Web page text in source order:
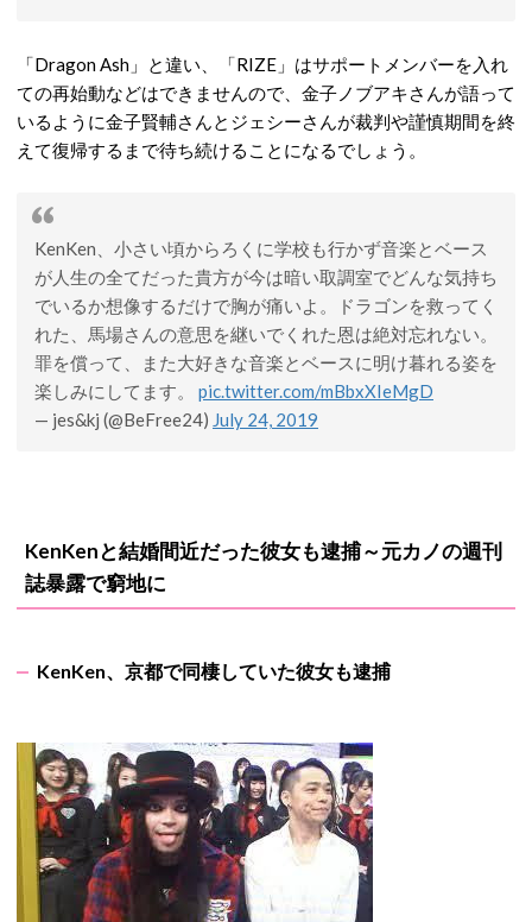
「Dragon Ash」と違い、「RIZE」はサポートメンバーを入れ
ての再始動などはできませんので、金子ノブアキさんが語って
いるように金子賢輔さんとジェシーさんが裁判や謹慎期間を終
えて復帰するまで待ち続けることになるでしょう。
KenKen、小さい頃からろくに学校も行かず音楽とベース
が人生の全てだった貴方が今は暗い取調室でどんな気持ち
でいるか想像するだけで胸が痛いよ。ドラゴンを救ってく
れた、馬場さんの意思を継いでくれた恩は絶対忘れない。
罪を償って、また大好きな音楽とベースに明け暮れる姿を
楽しみにしてます。 pic.twitter.com/mBbxXIeMgD
— jes&kj (@BeFree24) July 24, 2019
KenKenと結婚間近だった彼女も逮捕～元カノの週刊
誌暴露で窮地に
KenKen、京都で同棲していた彼女も逮捕